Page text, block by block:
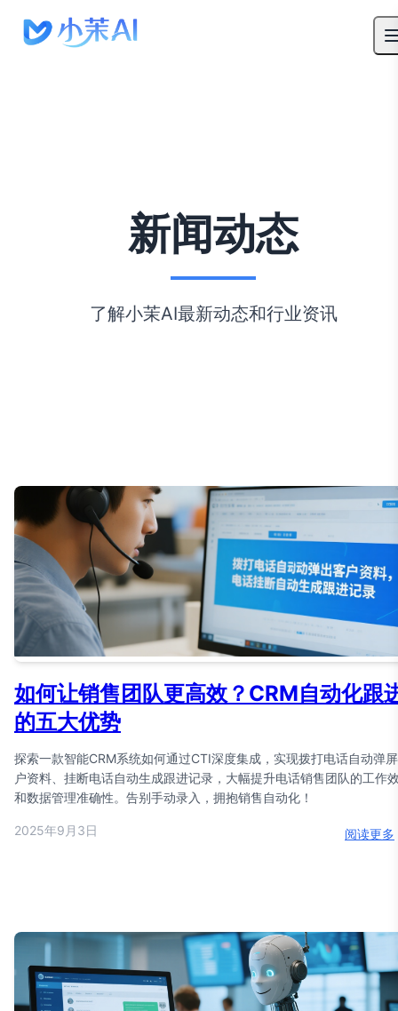
新闻动态
了解小茉AI最新动态和行业资讯
如何让销售团队更高效？CRM自动化跟
的五大优势
探索一款智能CRM系统如何通过CTI深度集成，实现拨打电话自动弹
户资料、挂断电话自动生成跟进记录，大幅提升电话销售团队的工作
和数据管理准确性。告别手动录入，拥抱销售自动化！
2025年9月3日 阅读更多